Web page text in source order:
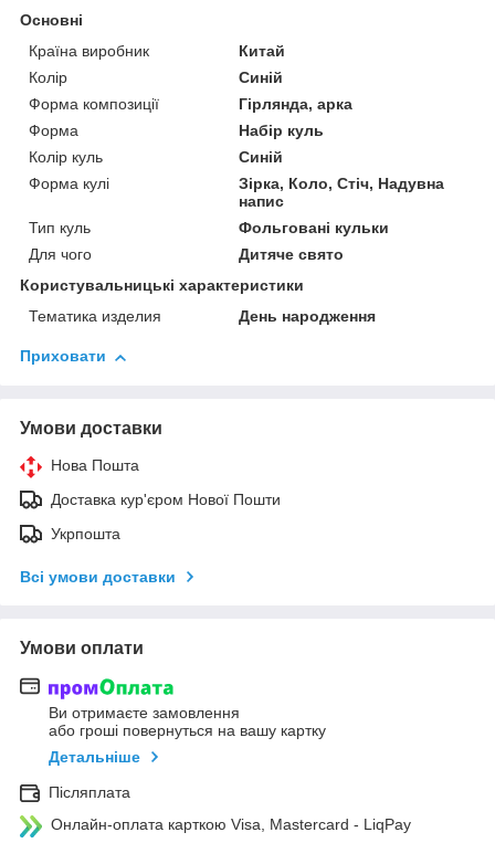
Основні
Країна виробник
Китай
Колір
Синій
Форма композиції
Гірлянда, арка
Форма
Набір куль
Колір куль
Синій
Форма кулі
Зірка, Коло, Стіч, Надувна
напис
Тип куль
Фольговані кульки
Для чого
Дитяче свято
Користувальницькі характеристики
Тематика изделия
День народження
Приховати
Умови доставки
Нова Пошта
Доставка кур'єром Нової Пошти
Укрпошта
Всі умови доставки
Умови оплати
Ви отримаєте замовлення
або гроші повернуться на вашу картку
Детальніше
Післяплата
Онлайн-оплата карткою Visa, Mastercard - LiqPay